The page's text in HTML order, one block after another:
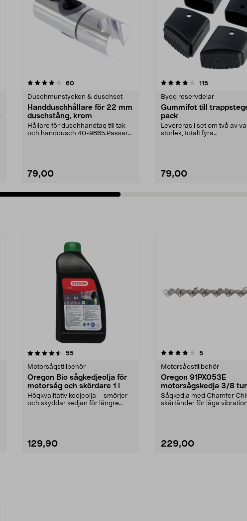
60recensioner
Duschmunstycken & duschset
Handduschhållare för 22 mm
duschstång, krom
Hållare för duschhandtag till tak-
och handdusch 40-9865.Passar
79,00
4.0 av 5 stjärnor 115recensioner
Bygg reservdelar
Gummifot till
pack
Levereras i set om två av
storlek, totalt fyra
79,00
4.5 av 5 stjärnor
55recensioner
Motorsågstillbehör
Oregon Bio sågkedjeolja för
motorsåg och skördare 1 l
Högkvalitativ kedjeolja – smörjer
och skyddar kedjan för längre
129,90
4.0av 5 stjärnor 5recensioner
Motorsågstillbehör
Oregon 91PX053E
motorsågskedja 3/8
53 drivlänkar
Sågkedja med Chamfer
skärtänder för låga
229,00